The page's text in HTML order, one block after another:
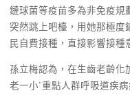
鏈球菌等疫苗多為非免疫規
突然跳上吧檯，用她那極度
民自費接種，直接影響接種
孫立梅認為，在生齒老齡化
老一小”重點人群呼吸道疾